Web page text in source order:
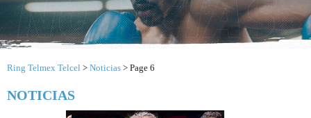
Ring Telmex Telcel > Noticias > Page 6
NOTICIAS